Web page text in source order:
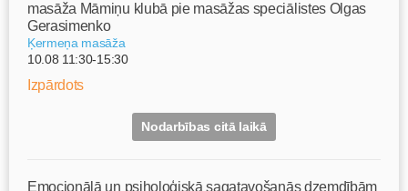
masāža Māmiņu klubā pie masāžas speciālistes Olgas
Gerasimenko
Ķermeņa masāža
10.08 11:30-15:30
Izpārdots
Nodarbības citā laikā
Emocionālā un psiholoģiskā sagatavošanās dzemdībām